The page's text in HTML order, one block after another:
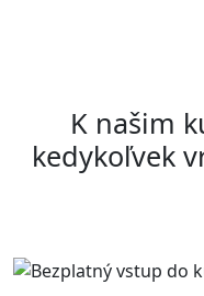
K našim
kedykoľvek